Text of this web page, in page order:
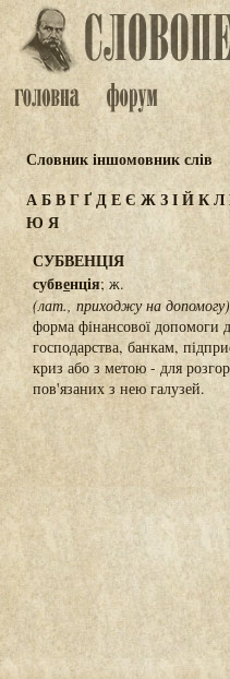
Словник іншомовник слів
АБВГҐДЕЄ ЖЗІЙКЛ
Ю Я
СУБВЕНЦІЯ
субвенція; ж.
(лат., приходжу на допомогу)
форма фінансової допомоги
господарства, банкам,
криз або з метою - для
пов'язаних з нею галузей.